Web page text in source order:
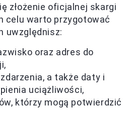
złożenie oficjalnej skargi
celu warto przygotować
uwzględnisz:
oraz adres do
a także daty i
uciążliwości,
którzy mogą potwierdzić